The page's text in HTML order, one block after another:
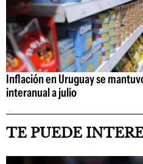
Inflación en Uruguay se
interanual a julio
TE PUEDE